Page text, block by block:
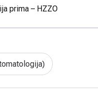
prima – HZZO